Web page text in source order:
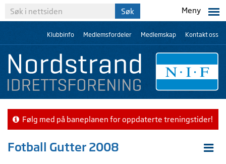
Meny
Klubbinfo Medlemsfordeler Medlemskap Kontakt oss
Følg med på baneplanen for oppdaterte treningstider!
Fotball Gutter 2008